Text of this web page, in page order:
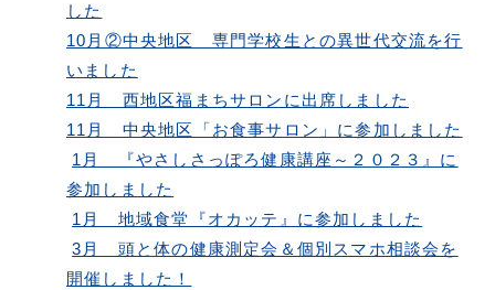
した
10月②中央地区 専門学校生との異世代交流を行
いました
11月 西地区福まちサロンに出席しました
11月 中央地区「お食事サロン」に参加しました
1月 『やさしさっぽろ健康講座～２０２３』に
参加しました
1月 地域食堂『オカッテ』に参加しました
3月 頭と体の健康測定会＆個別スマホ相談会を
開催しました！